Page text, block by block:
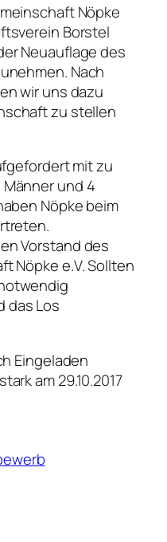
Nöpke
Borstel
Neuauflage des
Nach
wir uns dazu
zu stellen
mit zu
und 4
Nöpke beim
Vorstand des
Nöpke e.V. Sollten
das Los
Eingeladen
am 29.10.2017